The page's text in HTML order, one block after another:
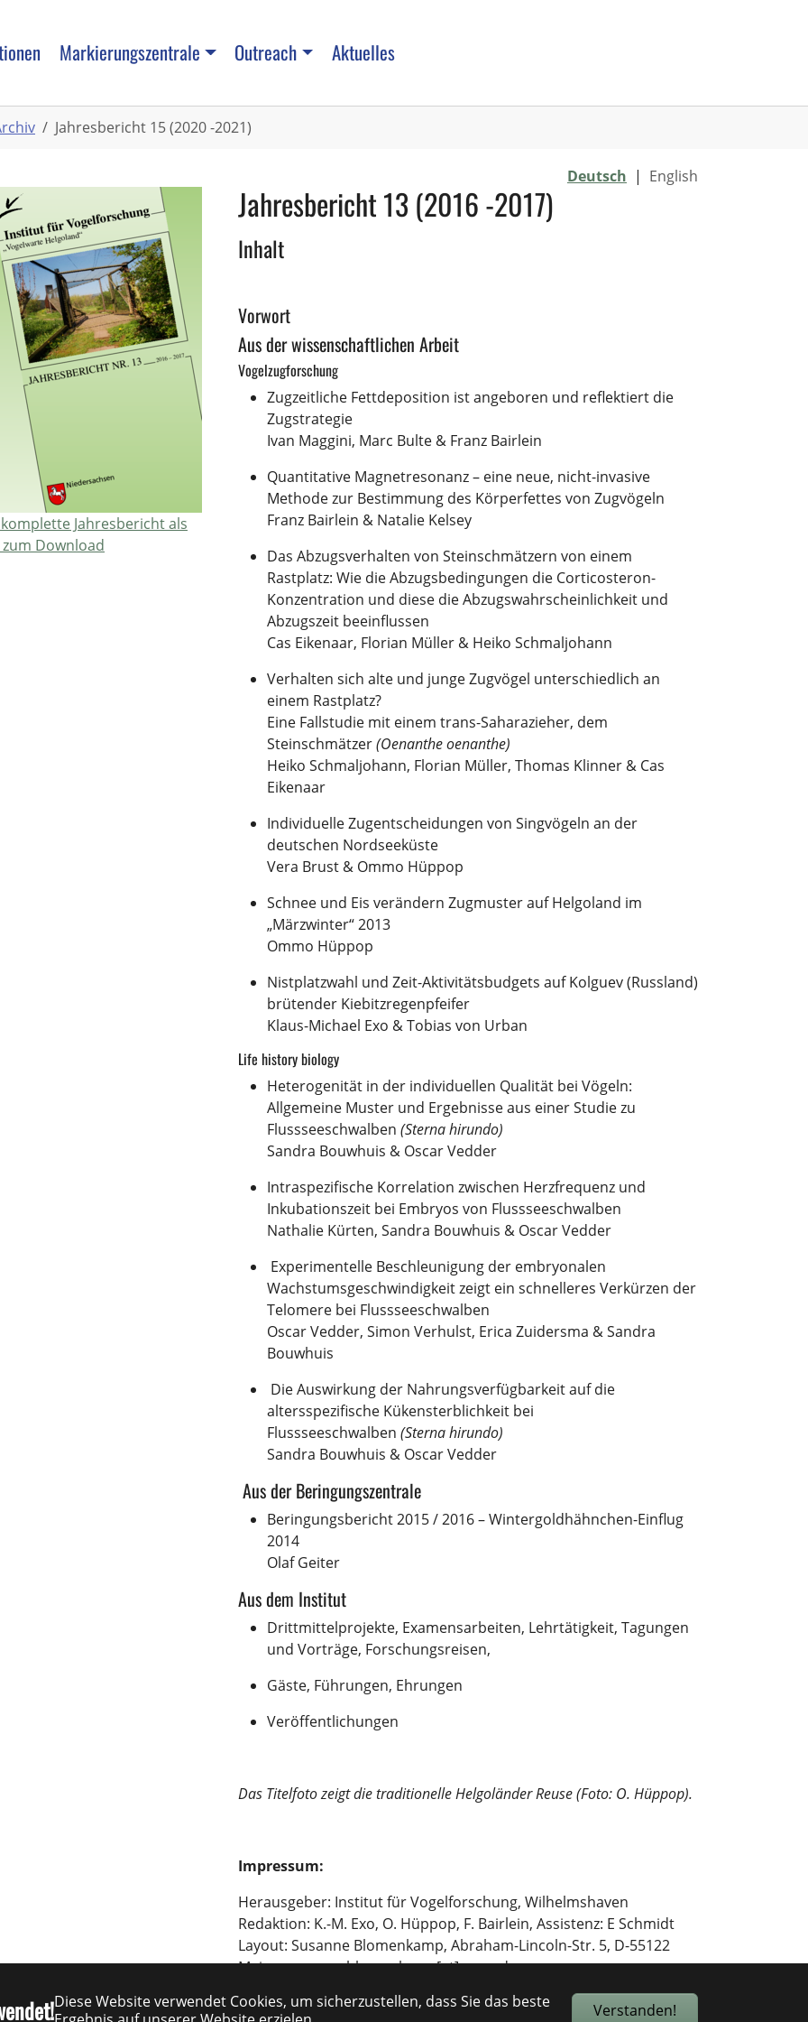
Diese Website verwendet Cookies, um sicherzustellen, dass Sie das beste
Verstanden!
Markierungszentrale Outreach Aktuelles
Jahresbericht 15 (2020 -2021)
Deutsch | English
Jahresbericht 13 (2016 -2017)
Inhalt
Vorwort
Aus der wissenschaftlichen Arbeit
Vogelzugforschung
Zugzeitliche Fettdeposition ist angeboren und reflektiert die
Zugstrategie
Ivan Maggini, Marc Bulte & Franz Bairlein
Quantitative Magnetresonanz – eine neue, nicht-invasive
Methode zur Bestimmung des Körperfettes von Zugvögeln
Franz Bairlein & Natalie Kelsey
Das Abzugsverhalten von Steinschmätzern von einem
Rastplatz: Wie die Abzugsbedingungen die Corticosteron-
Konzentration und diese die Abzugswahrscheinlichkeit und
Abzugszeit beeinflussen
Cas Eikenaar, Florian Müller & Heiko Schmaljohann
Verhalten sich alte und junge Zugvögel unterschiedlich an
einem Rastplatz?
Eine Fallstudie mit einem trans-Saharazieher, dem
Steinschmätzer(Oenanthe oenanthe)
Heiko Schmaljohann, Florian Müller, Thomas Klinner & Cas
Eikenaar
Individuelle Zugentscheidungen von Singvögeln an der
deutschen Nordseeküste
Vera Brust & Ommo Hüppop
Schnee und Eis verändern Zugmuster auf Helgoland im
„Märzwinter“ 2013
Ommo Hüppop
Nistplatzwahl und Zeit-Aktivitätsbudgets auf Kolguev (Russland)
brütender Kiebitzregenpfeifer
Klaus-Michael Exo & Tobias von Urban
Life history biology
Heterogenität in der individuellen Qualität bei Vögeln:
Allgemeine Muster und Ergebnisse aus einer Studie zu
Flussseeschwalben (Sterna hirundo)
Sandra Bouwhuis & Oscar Vedder
Intraspezifische Korrelation zwischen Herzfrequenz und
Inkubationszeit bei Embryos von Flussseeschwalben
Nathalie Kürten, Sandra Bouwhuis & Oscar Vedder
Experimentelle Beschleunigung der embryonalen
Wachstumsgeschwindigkeit zeigt ein schnelleres Verkürzen der
Telomere bei Flussseeschwalben
Oscar Vedder, Simon Verhulst, Erica Zuidersma & Sandra
Bouwhuis
Die Auswirkung der Nahrungsverfügbarkeit auf die
altersspezifische Kükensterblichkeit bei
Flussseeschwalben (Sterna hirundo)
Sandra Bouwhuis & Oscar Vedder
Aus der Beringungszentrale
Beringungsbericht 2015 / 2016 – Wintergoldhähnchen-Einflug
2014
Olaf Geiter
Aus dem Institut
Drittmittelprojekte, Examensarbeiten, Lehrtätigkeit, Tagungen
und Vorträge, Forschungsreisen,
Gäste, Führungen, Ehrungen
Veröffentlichungen
Das Titelfoto zeigt die traditionelle Helgoländer Reuse (Foto: O. Hüppop).
Impressum:
Herausgeber: Institut für Vogelforschung, Wilhelmshaven
Redaktion: K.-M. Exo, O. Hüppop, F. Bairlein, Assistenz: E Schmidt
Layout: Susanne Blomenkamp, Abraham-Lincoln-Str. 5, D-55122
Mainz, susanne.blomenkamp[at]arcor.de
Jahresbericht als
zum Download